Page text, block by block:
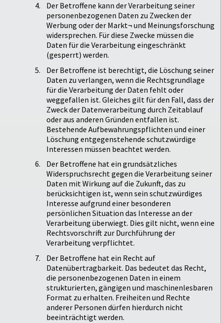
Der Betroffene kann der Verarbeitung seiner
personenbezogenen Daten zu Zwecken der
Werbung oder der Markt¬ und Meinungsforschung
widersprechen. Für diese Zwecke müssen die
Daten für die Verarbeitung eingeschränkt
(gesperrt) werden.
Der Betroffene ist berechtigt, die Löschung seiner
Daten zu verlangen, wenn die Rechtsgrundlage
für die Verarbeitung der Daten fehlt oder
weggefallen ist. Gleiches gilt für den Fall, dass der
Zweck der Datenverarbeitung durch Zeitablauf
oder aus anderen Gründen entfallen ist.
Bestehende Aufbewahrungspflichten und einer
Löschung entgegenstehende schutzwürdige
Interessen müssen beachtet werden.
Der Betroffene hat ein grundsätzliches
Widerspruchsrecht gegen die Verarbeitung seiner
Daten mit Wirkung auf die Zukunft, das zu
berücksichtigen ist, wenn sein schutzwürdiges
Interesse aufgrund einer besonderen
persönlichen Situation das Interesse an der
Verarbeitung überwiegt. Dies gilt nicht, wenn eine
Rechtsvorschrift zur Durchführung der
Verarbeitung verpflichtet.
Der Betroffene hat ein Recht auf
Datenübertragbarkeit. Das bedeutet das Recht,
die personenbezogenen Daten in einem
strukturierten, gängigen und maschinenlesbaren
Format zu erhalten. Freiheiten und Rechte
anderer Personen dürfen hierdurch nicht
beeinträchtigt werden.